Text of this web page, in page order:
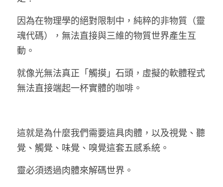
因為在物理學的絕對限制中，純粹的非物質（靈
魂代碼），無法直接與三維的物質世界產生互
動。
就像光無法真正「觸摸」石頭，虛擬的軟體程式
無法直接端起一杯實體的咖啡。
這就是為什麼我們需要這具肉體，以及視覺、聽
覺、觸覺、味覺、嗅覺這套五感系統。
靈必須透過肉體來解碼世界。